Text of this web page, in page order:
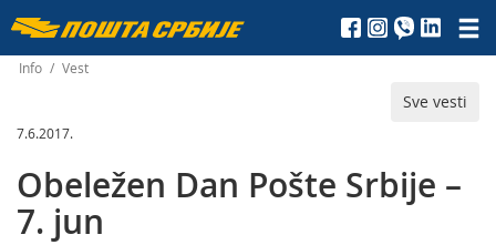
Пошта
Србије
д.о.о.
Info / Vest
Sve vesti
7.6.2017.
Obeležen Dan Pošte Srbije –
7. jun